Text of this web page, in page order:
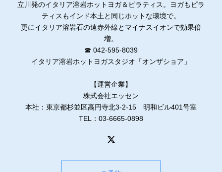
立川発のイタリア溶岩ホットヨガ＆ピラティス。ヨガもピラ
ティスもインド本土と同じホットな環境で。
更にイタリア溶岩石の遠赤外線とマイナスイオンで効果倍
増。
☎ 042-595-8039
イタリア溶岩ホットヨガスタジオ「オンザショア」
【運営企業】
株式会社エッセン
本社：東京都杉並区高円寺北3-2-15 明和ビル401号室
TEL：03-6665-0898